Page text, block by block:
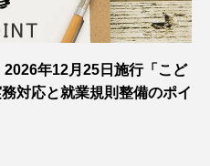
2026年12月25日施行「こど
対応と就業規則整備のポイ